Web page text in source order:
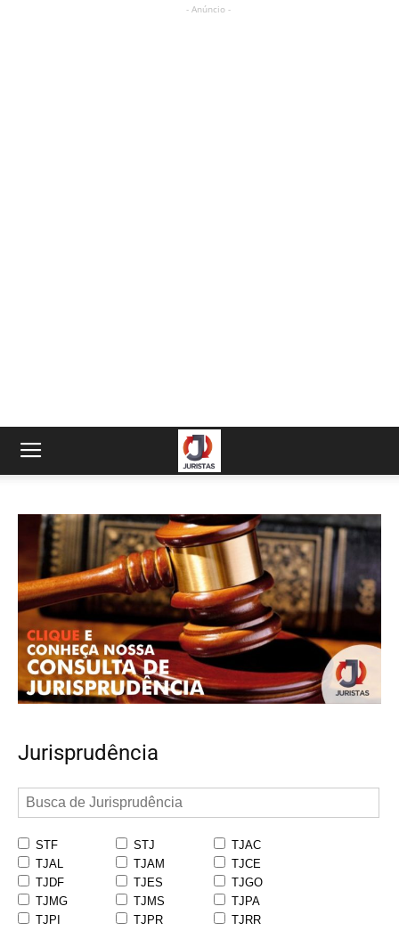
- Anúncio -
Jurisprudência
STF STJ
TJAC
TJAL
TJAM
TJCE
TJDF
TJES
TJGO
TJMG
TJMS
TJPA
TJPI
TJPR
TJRR